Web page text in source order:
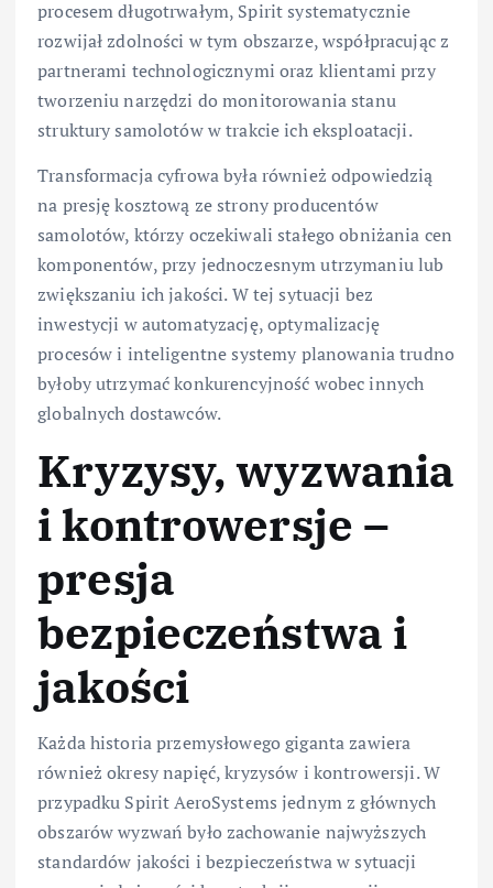
procesem długotrwałym, Spirit systematycznie
rozwijał zdolności w tym obszarze, współpracując z
partnerami technologicznymi oraz klientami przy
tworzeniu narzędzi do monitorowania stanu
struktury samolotów w trakcie ich eksploatacji.
Transformacja cyfrowa była również odpowiedzią
na presję kosztową ze strony producentów
samolotów, którzy oczekiwali stałego obniżania cen
komponentów, przy jednoczesnym utrzymaniu lub
zwiększaniu ich jakości. W tej sytuacji bez
inwestycji w automatyzację, optymalizację
procesów i inteligentne systemy planowania trudno
byłoby utrzymać konkurencyjność wobec innych
globalnych dostawców.
Kryzysy, wyzwania
i kontrowersje –
presja
bezpieczeństwa i
jakości
Każda historia przemysłowego giganta zawiera
również okresy napięć, kryzysów i kontrowersji. W
przypadku Spirit AeroSystems jednym z głównych
obszarów wyzwań było zachowanie najwyższych
standardów jakości i bezpieczeństwa w sytuacji